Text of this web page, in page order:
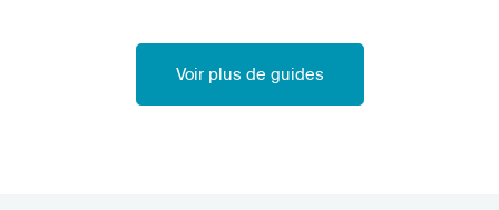
Voir plus de guides